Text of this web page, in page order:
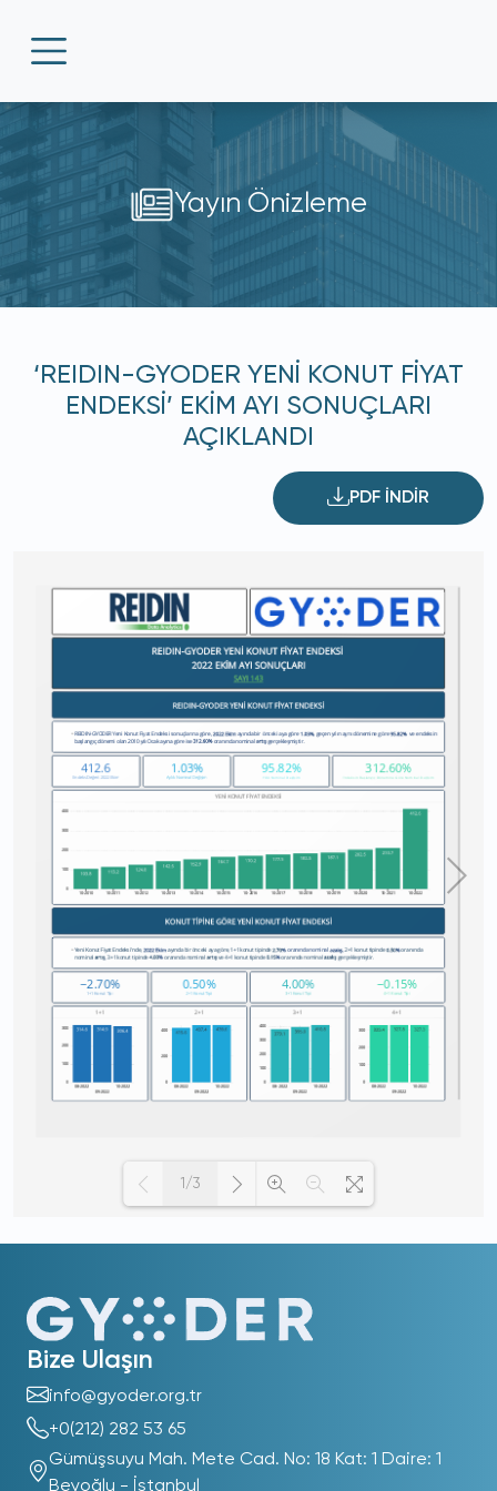
Yayın Önizleme
‘REIDIN-GYODER YENİ KONUT FİYAT
ENDEKSİ’ EKİM AYI SONUÇLARI
AÇIKLANDI
PDF İNDİR
1/3
Bize Ulaşın
info@gyoder.org.tr
+0(212) 282 53 65
Gümüşsuyu Mah. Mete Cad. No: 18 Kat: 1 Daire: 1
Beyoğlu - İstanbul